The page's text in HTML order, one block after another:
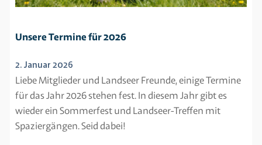
Unsere Termine für 2026
2. Januar 2026
Liebe Mitglieder und Landseer Freunde, einige Termine
für das Jahr 2026 stehen fest. In diesem Jahr gibt es
wieder ein Sommerfest und Landseer-Treffen mit
Spaziergängen. Seid dabei!